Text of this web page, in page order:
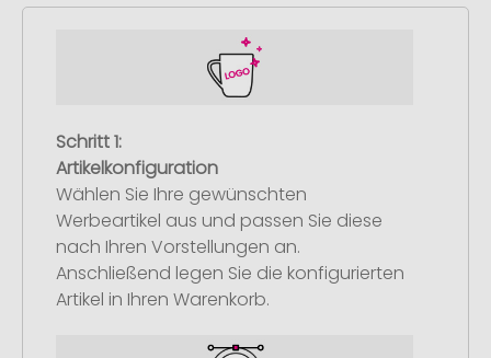
Schritt 1:
Artikelkonfiguration
Wählen Sie Ihre gewünschten
Werbeartikel aus und passen Sie diese
nach Ihren Vorstellungen an.
Anschließend legen Sie die konfigurierten
Artikel in Ihren Warenkorb.